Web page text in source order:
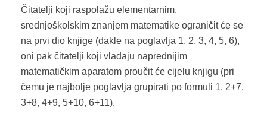
Čitatelji koji raspolažu elementarnim,
srednjoškolskim znanjem matematike ograničit će se
na prvi dio knjige (dakle na poglavlja 1, 2, 3, 4, 5, 6),
oni pak čitatelji koji vladaju naprednijim
matematičkim aparatom proučit će cijelu knjigu (pri
čemu je najbolje poglavlja grupirati po formuli 1, 2+7,
3+8, 4+9, 5+10, 6+11).